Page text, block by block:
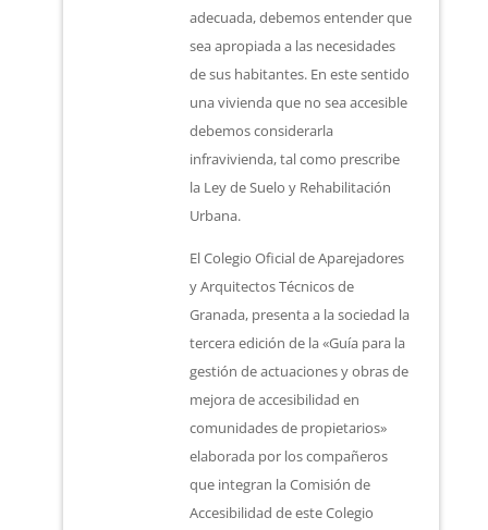
adecuada, debemos entender que
sea apropiada a las necesidades
de sus habitantes. En este sentido
una vivienda que no sea accesible
debemos considerarla
infravivienda, tal como prescribe
la Ley de Suelo y Rehabilitación
Urbana.
El Colegio Oficial de Aparejadores
y Arquitectos Técnicos de
Granada, presenta a la sociedad la
tercera edición de la «Guía para la
gestión de actuaciones y obras de
mejora de accesibilidad en
comunidades de propietarios»
elaborada por los compañeros
que integran la Comisión de
Accesibilidad de este Colegio